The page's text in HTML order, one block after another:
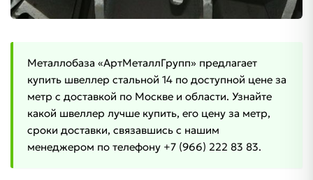
Металлобаза «АртМеталлГрупп» предлагает
купить швеллер стальной 14 по доступной цене за
метр с доставкой по Москве и области. Узнайте
какой швеллер лучше купить, его цену за метр,
сроки доставки, связавшись с нашим
менеджером по телефону +7 (966) 222 83 83.